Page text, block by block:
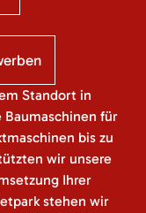
Standort in
für
bis zu
wir unsere
Ihrer
stehen wir